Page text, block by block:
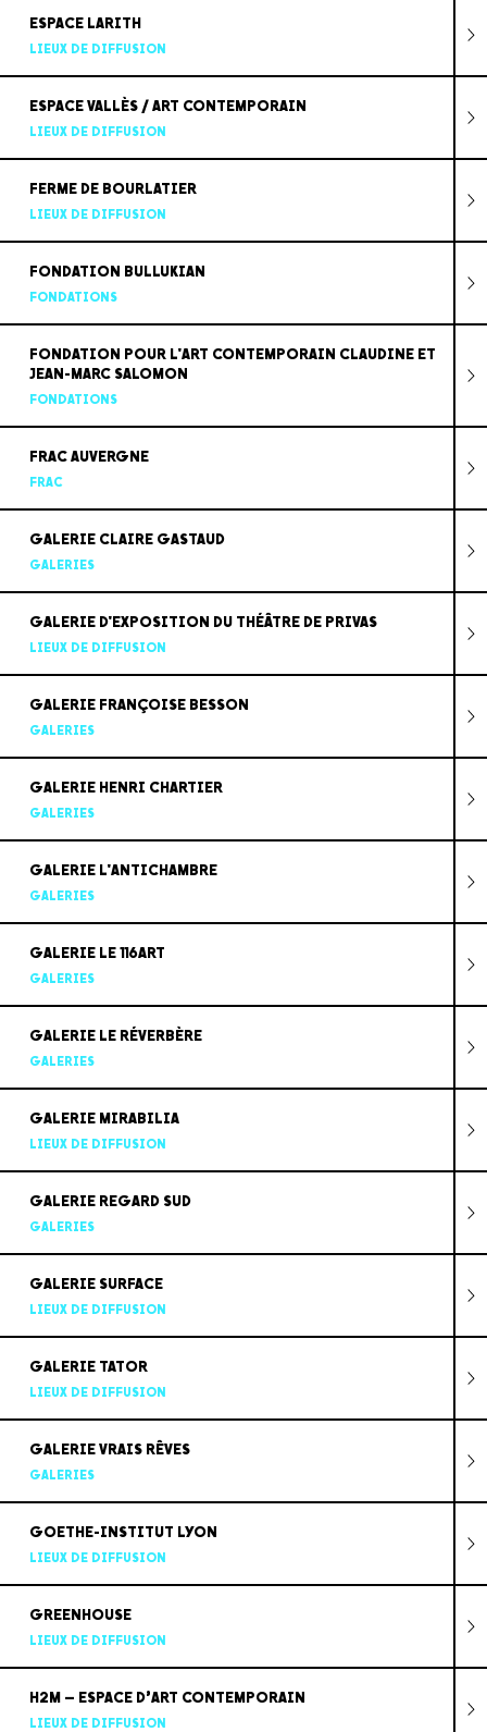
ESPACE LARITH
LIEUX DE DIFFUSION
ESPACE VALLÈS / ART CONTEMPORAIN
LIEUX DE DIFFUSION
FERME DE BOURLATIER
LIEUX DE DIFFUSION
FONDATION BULLUKIAN
FONDATIONS
FONDATION POUR L'ART CONTEMPORAIN CLAUDINE ET
JEAN-MARC SALOMON
FONDATIONS
FRAC AUVERGNE
FRAC
GALERIE CLAIRE GASTAUD
GALERIES
GALERIE D'EXPOSITION DU THÉÂTRE DE PRIVAS
LIEUX DE DIFFUSION
GALERIE FRANÇOISE BESSON
GALERIES
GALERIE HENRI CHARTIER
GALERIES
GALERIE L'ANTICHAMBRE
GALERIES
GALERIE LE 116ART
GALERIES
GALERIE LE RÉVERBÈRE
GALERIES
GALERIE MIRABILIA
LIEUX DE DIFFUSION
GALERIE REGARD SUD
GALERIES
GALERIE SURFACE
LIEUX DE DIFFUSION
GALERIE TATOR
LIEUX DE DIFFUSION
GALERIE VRAIS RÊVES
GALERIES
GOETHE-INSTITUT LYON
LIEUX DE DIFFUSION
GREENHOUSE
LIEUX DE DIFFUSION
H2M – ESPACE D’ART CONTEMPORAIN
LIEUX DE DIFFUSION